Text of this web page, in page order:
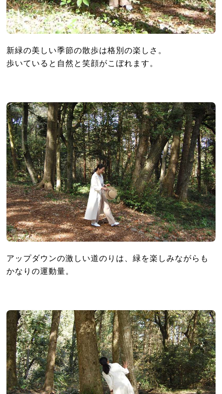
新緑の美しい季節の散歩は格別の楽しさ。
歩いていると自然と笑顔がこぼれます。
アップダウンの激しい道のりは、緑を楽しみながらも
かなりの運動量。